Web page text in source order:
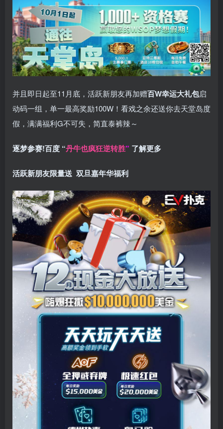
并且即日起至11月底，活跃新朋友再加赠百W幸运大礼包启
动码一组，单一最高奖励100W！看戏之余还送你去天堂岛度
假，满满福利G不可失，简直泰裤辣～
逐梦参赛!百度 “丹牛也疯狂逆转胜” 了解更多
活跃新朋友限量送 双旦嘉年华福利